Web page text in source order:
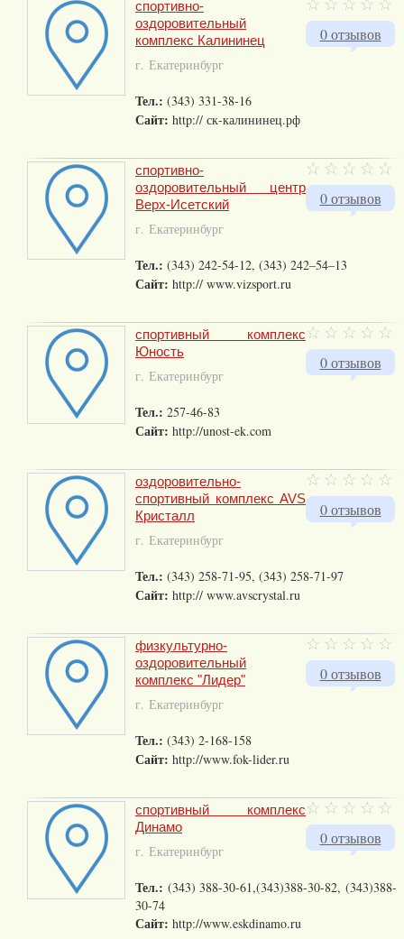
0 отзывов
спортивно-
оздоровительный
комплекс Калининец
г. Екатеринбург
Тел.: (343) 331-38-16
Сайт: http:// ск-калининец.рф
0 отзывов
спортивно-
оздоровительный центр
Верх-Исетский
г. Екатеринбург
Тел.: (343) 242-54-12, (343) 242–54–13
Сайт: http:// www.vizsport.ru
0 отзывов
спортивный комплекс
Юность
г. Екатеринбург
Тел.: 257-46-83
Сайт: http://unost-ek.com
0 отзывов
оздоровительно-
спортивный комплекс AVS
Кристалл
г. Екатеринбург
Тел.: (343) 258-71-95, (343) 258-71-97
Сайт: http:// www.avscrystal.ru
0 отзывов
физкультурно-
оздоровительный
комплекс "Лидер"
г. Екатеринбург
Тел.: (343) 2-168-158
Сайт: http://www.fok-lider.ru
0 отзывов
спортивный комплекс
Динамо
г. Екатеринбург
Тел.: (343) 388-30-61,(343)388-30-82, (343)388-
30-74
Сайт: http://www.eskdinamo.ru